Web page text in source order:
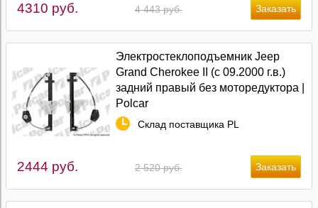
4 443 руб.
4310 руб.
Электростеклоподъемник Jeep
Grand Cherokee II (с 09.2000 г.в.)
задний правый без моторедуктора |
Polcar
Склад поставщика PL
2 520 руб.
2444 руб.